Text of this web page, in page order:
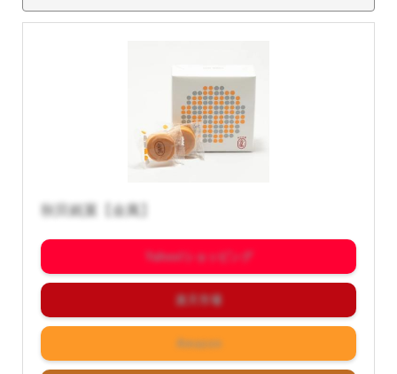
키타 명물 「금만」이란? 아키타현민에게 있어서는 「28개 먹었
습니다」라고 하는 인상적인 CM프레이즈로 잘 알려진 과자가
「금만」입니다. 아키타 현민에게 "28 개"라는 단어를 던지면 즉
秋田銘菓【金萬】
Yahoo!ショッピング
楽天市場
Amazon